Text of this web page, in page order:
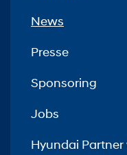
News
Presse
Sponsoring
Jobs
Hyundai